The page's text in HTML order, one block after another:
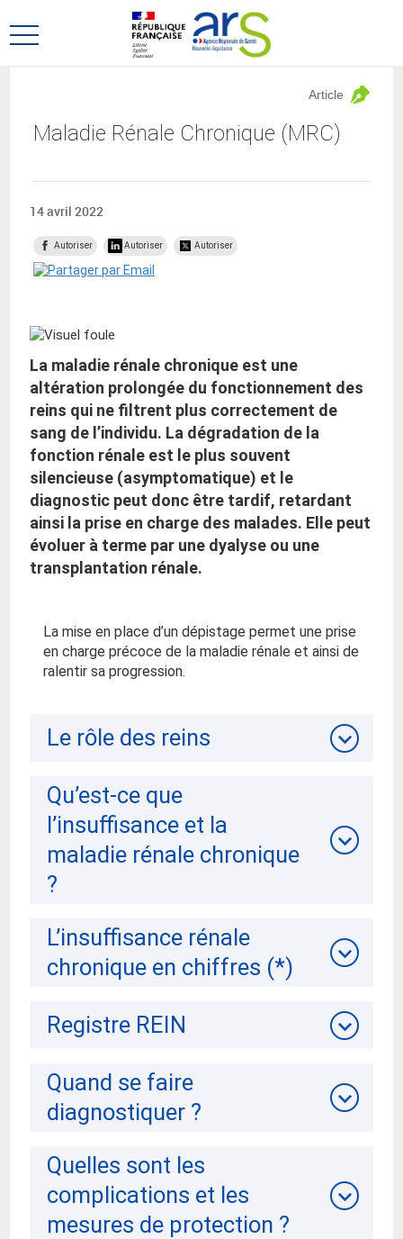
au
menu
au
contenu
Ouvrir
Maladie Rénale Chronique (MRC)
Article
14 avril 2022
Autoriser Autoriser Autoriser
La maladie rénale chronique est une
altération prolongée du fonctionnement des
reins qui ne filtrent plus correctement de
sang de l’individu. La dégradation de la
fonction rénale est le plus souvent
silencieuse (asymptomatique) et le
diagnostic peut donc être tardif, retardant
ainsi la prise en charge des malades. Elle peut
évoluer à terme par une dyalyse ou une
transplantation rénale.
La mise en place d’un dépistage permet une prise
en charge précoce de la maladie rénale et ainsi de
ralentir sa progression.
Le rôle des reins
Qu’est-ce que
l’insuffisance et la
maladie rénale chronique
?
L’insuffisance rénale
chronique en chiffres (*)
Registre REIN
Quand se faire
diagnostiquer ?
Quelles sont les
complications et les
mesures de protection ?